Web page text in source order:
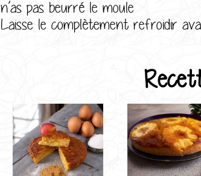
n’as pas beurré le moule
Laisse le complètement refroidir